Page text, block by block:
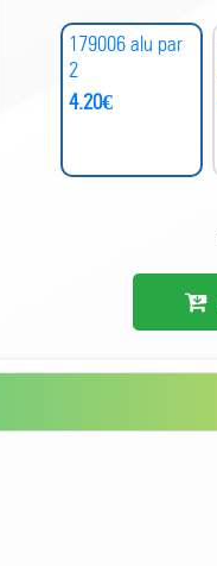
179006 alu par
2
4.20€